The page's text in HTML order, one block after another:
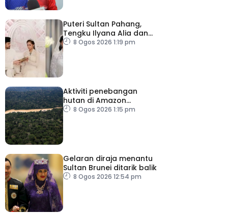
Puteri Sultan Pahang,
Tengku Ilyana Alia dan
pasangan selamat
8 Ogos 2026 1:19 pm
Aktiviti penebangan
hutan di Amazon
merosot dalam tempoh
8 Ogos 2026 1:15 pm
Gelaran diraja menantu
Sultan Brunei ditarik balik
8 Ogos 2026 12:54 pm